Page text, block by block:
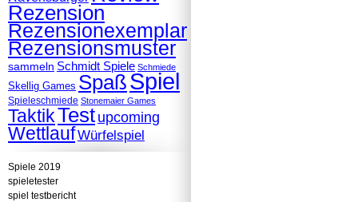
Rezension
Rezensionexemplar
Rezensionsmuster
sammeln Schmidt Spiele Schmiede
Skellig Games SpaßSpiel
Spieleschmiede Stonemaier Games
TaktikTest upcoming
WettlaufWürfelspiel
Spiele 2019
spieletester
spiel testbericht